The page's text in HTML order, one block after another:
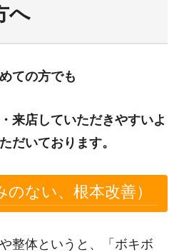
へ
ての方でも
来店していただきやすいよ
だいております。
ない、根本改善）
整体というと、「ボキボ